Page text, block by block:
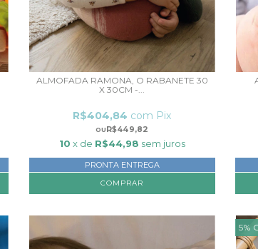
ALMOFADA RAMONA, O RABANETE 30
X 30CM -...
R$449,82
R$404,84 com Pix
10 x de R$44,98 sem juros
PRONTA ENTREGA
5%